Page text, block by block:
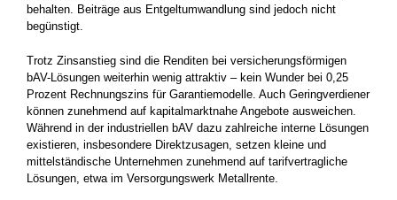
behalten. Beiträge aus Entgeltumwandlung sind jedoch nicht
begünstigt.
Trotz Zinsanstieg sind die Renditen bei versicherungsförmigen
bAV-Lösungen weiterhin wenig attraktiv – kein Wunder bei 0,25
Prozent Rechnungszins für Garantiemodelle. Auch Geringver­diener
können zunehmend auf kapitalmarktnahe Angebote ausweichen.
Während in der industriellen bAV dazu zahlreiche interne Lösungen
existieren, insbesondere Direktzusagen, setzen kleine und
mittelständische Unternehmen zunehmend auf tarifvertragliche
Lösungen, etwa im Versorgungswerk Metallrente.